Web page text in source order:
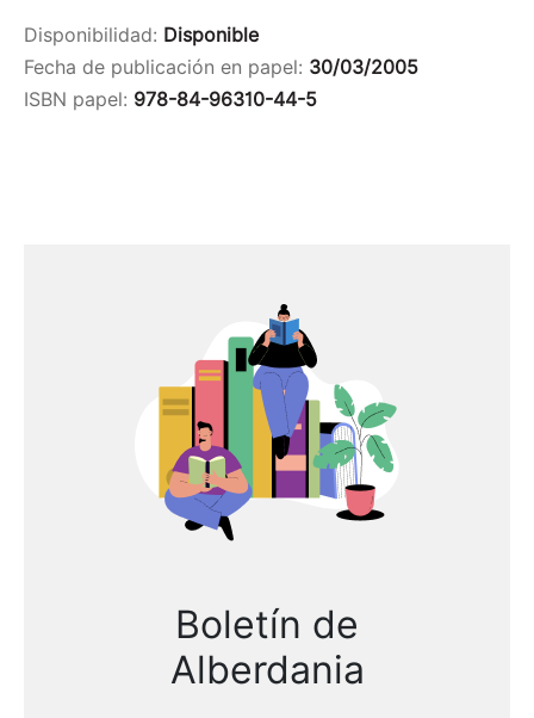
Disponibilidad: Disponible
Fecha de publicación en papel: 30/03/2005
ISBN papel: 978-84-96310-44-5
Boletín de
Alberdania